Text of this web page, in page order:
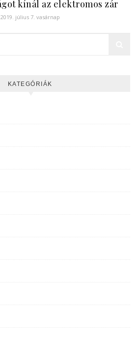
kínál az elektromos zár
2019. július 7. vasárnap
KATEGÓRIÁK